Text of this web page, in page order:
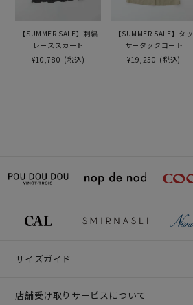
【SUMMER SALE】刺繍
レーススカート
¥10,780 (税込)
【SUMMER SALE】タッ
サータックコート
¥19,250 (税込)
サイズガイド
店舗受け取りサービスについて